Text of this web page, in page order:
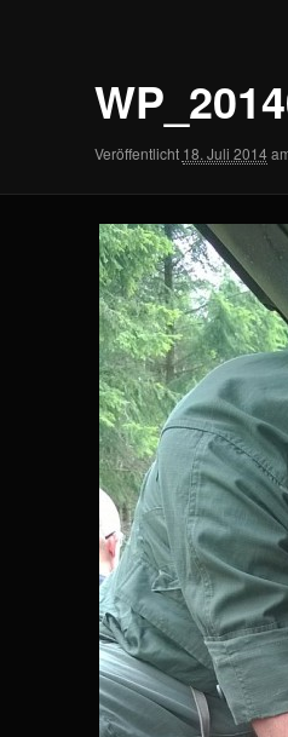
Veröffentlicht 18. Juli 2014